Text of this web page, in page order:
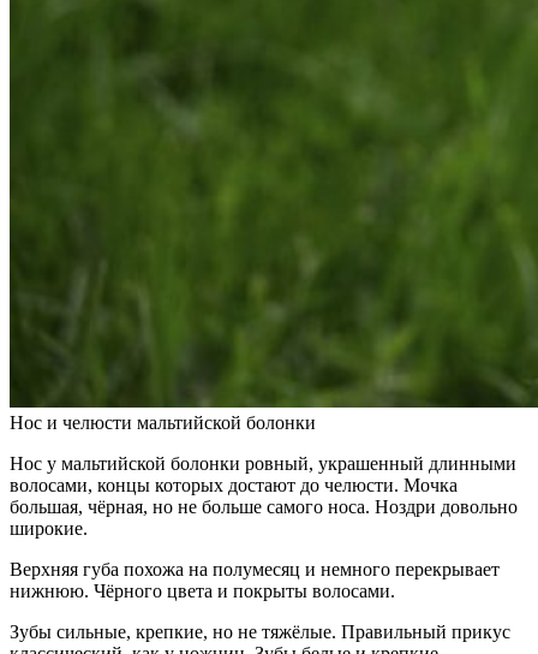
Нос и челюсти мальтийской болонки
Нос у мальтийской болонки ровный, украшенный длинными
волосами, концы которых достают до челюсти. Мочка
большая, чёрная, но не больше самого носа. Ноздри довольно
широкие.
Верхняя губа похожа на полумесяц и немного перекрывает
нижнюю. Чёрного цвета и покрыты волосами.
Зубы сильные, крепкие, но не тяжёлые. Правильный прикус